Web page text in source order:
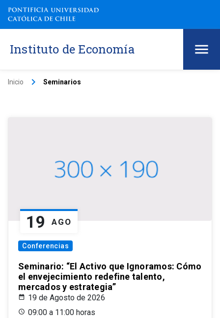
Instituto de Economía
Inicio keyboard_arrow_right Seminarios
19 AGO
Conferencias
Seminario: “El Activo que Ignoramos: Cómo
el envejecimiento redefine talento,
mercados y estrategia”
19 de Agosto de 2026
09:00 a 11:00 horas